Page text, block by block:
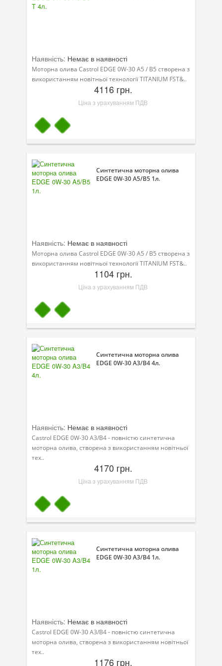
Наявність: Немає в наявності
Моторна олива Castrol EDGE 0W-30 A5 / B5 створена з
використанням новітньої технології TITANIUM FST&..
4116 грн.
Ціна з урахуванням ПДВ
Синтетична моторна олива
EDGE 0W-30 A5/B5 1л.
Наявність: Немає в наявності
Моторна олива Castrol EDGE 0W-30 A5 / B5 створена з
використанням новітньої технології TITANIUM FST&..
1104 грн.
Ціна з урахуванням ПДВ
Синтетична моторна олива
EDGE 0W-30 A3/B4 4л.
Наявність: Немає в наявності
Castrol EDGE 0W-30 A3/B4 - повністю синтетична
моторна олива, створена з використанням новітньої
тех..
4170 грн.
Ціна з урахуванням ПДВ
Синтетична моторна олива
EDGE 0W-30 A3/B4 1л.
Наявність: Немає в наявності
Castrol EDGE 0W-30 A3/B4 - повністю синтетична
моторна олива, створена з використанням новітньої
тех..
1176 грн.